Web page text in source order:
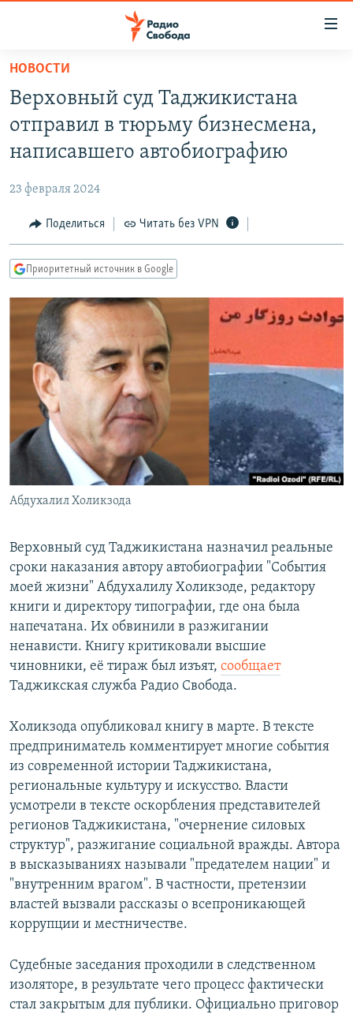
упрощенного
доступа
основному
Вернутся
Вернутся
поиску
ПОДКАСТЫ
АВТОРСКИЕ ПРОЕКТЫ
МНЕНИЯ
КУЛЬТУРА
КАВКАЗ.РЕАЛИИ
СЕВЕР.РЕАЛИИ
СИБИРЬ.РЕАЛИИ
РАСПИСАНИЕ ВЕЩАНИЯ
ПОДПИШИТЕСЬ НА РАССЫЛКУ
СОЦИАЛЬНЫЕ СЕТИ
Все сайты РСЕ/РС
НОВОСТИ
Верховный суд Таджикистана
отправил в тюрьму бизнесмена,
написавшего автобиографию
23 февраля 2024
Поделиться Читать без VPN
Приоритетный источник в Google
Абдухалил Холикзода
Верховный суд Таджикистана назначил реальные
сроки наказания автору автобиографии "События
моей жизни" Абдухалилу Холикзоде, редактору
книги и директору типографии, где она была
напечатана. Их обвинили в разжигании
ненависти. Книгу критиковали высшие
чиновники, её тираж был изъят, сообщает
Таджикская служба Радио Свобода.
Холикзода опубликовал книгу в марте. В тексте
предприниматель комментирует многие события
из современной истории Таджикистана,
региональные культуру и искусство. Власти
усмотрели в тексте оскорбления представителей
регионов Таджикистана, "очернение силовых
структур", разжигание социальной вражды. Автора
в высказываниях называли "предателем нации" и
"внутренним врагом". В частности, претензии
властей вызвали рассказы о всепроникающей
коррупции и местничестве.
Судебные заседания проходили в следственном
изоляторе, в результате чего процесс фактически
стал закрытым для публики. Официально приговор